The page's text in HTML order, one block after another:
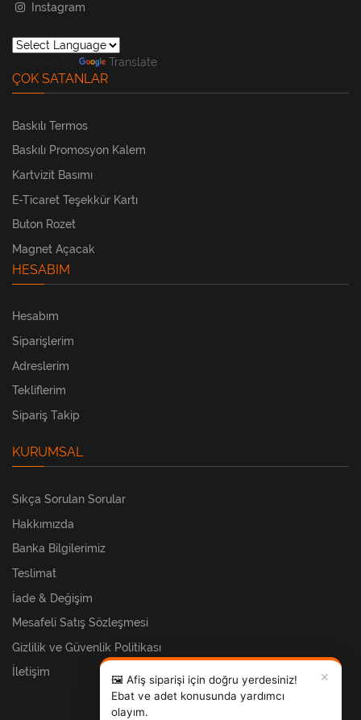
Instagram
Translate
ÇOK SATANLAR
Baskılı Termos
Baskılı Promosyon Kalem
Kartvizit Basımı
E-Ticaret Teşekkür Kartı
Buton Rozet
Magnet Açacak
HESABIM
Hesabım
Siparişlerim
Adreslerim
Tekliflerim
Sipariş Takip
KURUMSAL
Sıkça Sorulan Sorular
Hakkımızda
Banka Bilgilerimiz
Teslimat
İade & Değişim
Mesafeli Satış Sözleşmesi
Gizlilik ve Güvenlik Politikası
İletişim
✕
🖼️ Afiş siparişi için doğru yerdesiniz!
Ebat ve adet konusunda yardımcı
olayım.